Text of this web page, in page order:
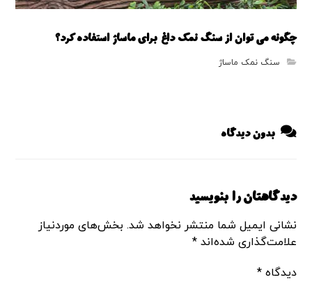
چگونه می ‌توان از سنگ نمک داغ برای ماساژ استفاده کرد؟
سنگ نمک ماساژ
بدون دیدگاه
دیدگاهتان را بنویسید
نشانی ایمیل شما منتشر نخواهد شد. بخش‌های موردنیاز
علامت‌گذاری شده‌اند*
دیدگاه*